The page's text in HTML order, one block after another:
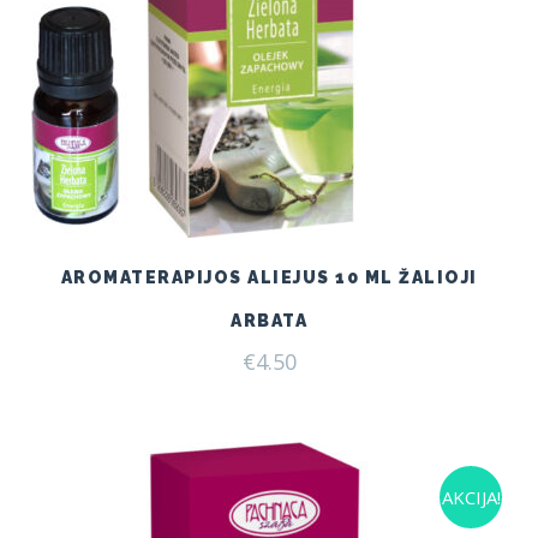
AROMATERAPIJOS ALIEJUS 10 ML ŽALIOJI
ARBATA
€4.50
AKCIJA!